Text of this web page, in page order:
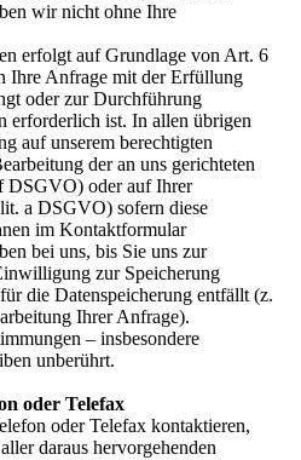
wir nicht ohne Ihre
erfolgt auf Grundlage von Art. 6
Ihre Anfrage mit der Erfüllung
oder zur Durchführung
erforderlich ist. In allen übrigen
auf unserem berechtigten
der an uns gerichteten
DSGVO) oder auf Ihrer
a DSGVO) sofern diese
im Kontaktformular
bei uns, bis Sie uns zur
zur Speicherung
die Datenspeicherung entfällt (z.
Ihrer Anfrage).
– insbesondere
unberührt.
oder Telefax
oder Telefax kontaktieren,
daraus hervorgehenden